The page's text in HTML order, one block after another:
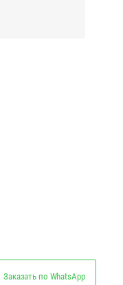
Заказать по WhatsApp